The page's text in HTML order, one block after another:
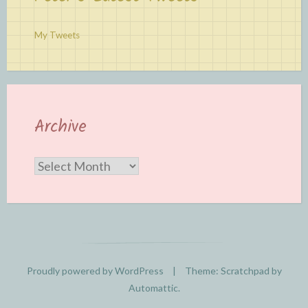
My Tweets
Archive
Archive
Proudly powered by WordPress |
Theme: Scratchpad by
Automattic.